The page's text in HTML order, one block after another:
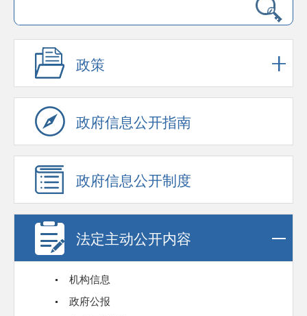
政策
政府信息公开指南
政府信息公开制度
法定主动公开内容
机构信息
政府公报